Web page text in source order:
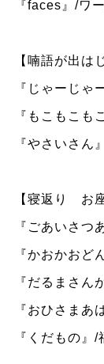
『faces』/
【喃語が出は
『じゃーじゃ
『もこもこも
『やさいさん
【寝返り お
『ごあいさつ
『かおかおど
『だるまさん
『おひさまあ
『くだもの』